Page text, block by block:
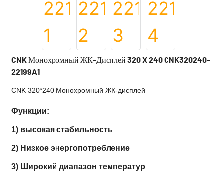
CNK Монохромный ЖК-Дисплей 320 X 240 CNK320240-
22199A1
CNK 320*240 Монохромный ЖК-дисплей
Функции:
1) высокая стабильность
2) Низкое энергопотребление
3) Широкий диапазон температур